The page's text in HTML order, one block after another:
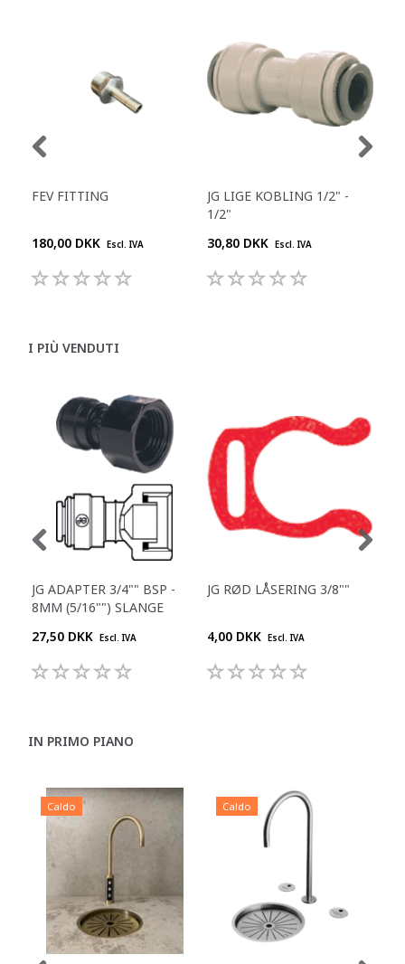
FEV FITTING
180,00 DKK Escl. IVA
JG LIGE KOBLING 1/2" -
1/2"
30,80 DKK Escl. IVA
I PIÙ VENDUTI
JG ADAPTER 3/4"" BSP -
8MM (5/16"") SLANGE
27,50 DKK Escl. IVA
JG RØD LÅSERING 3/8""
4,00 DKK Escl. IVA
IN PRIMO PIANO
Caldo Caldo